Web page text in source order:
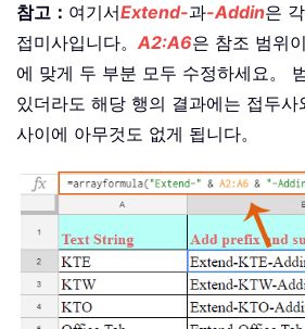
참고： 여기서Extend-과-Addin은
접미사입니다。 A2:A6은 참조 범위
에 맞게 두 부분 모두 수정하세요。
있더라도 해당 행의 결과에는 접두
사이에 아무것도 없게 됩니다。